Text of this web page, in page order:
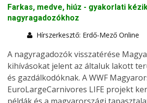
Farkas, medve, hiúz - gyakorlati
nagyragadozókhoz
Hírszerkesztő: Erdő-Mező Online
A nagyragadozók visszatérése
kihívásokat jelent az általuk lakott
és gazdálkodóknak. A WWF
EuroLargeCarnivores LIFE projekt